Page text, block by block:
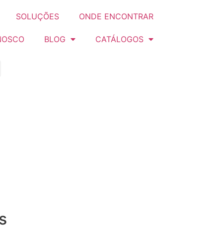
SOLUÇÕES ONDE ENCONTRAR
BLOG CATÁLOGOS